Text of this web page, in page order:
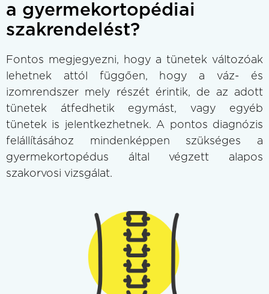
a gyermekortopédiai
szakrendelést?
Fontos megjegyezni, hogy a tünetek változóak
lehetnek attól függően, hogy a váz- és
izomrendszer mely részét érintik, de az adott
tünetek átfedhetik egymást, vagy egyéb
tünetek is jelentkezhetnek. A pontos diagnózis
felállításához mindenképpen szükséges a
gyermekortopédus által végzett alapos
szakorvosi vizsgálat.